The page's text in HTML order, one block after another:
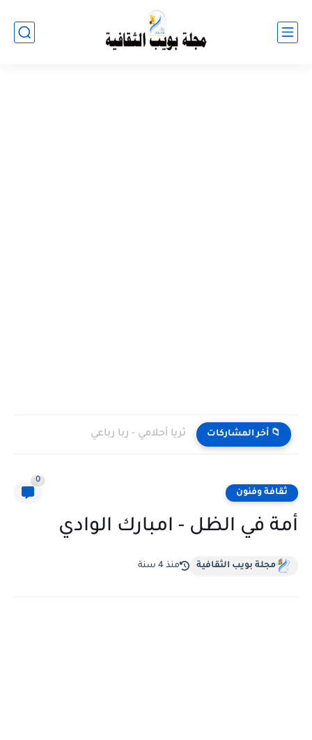
📁 أخر المشاركات ثريا أحلامي - ربا رباعي
ثقافة وفنون
0
أمة في الظل - امبارك الوادي
مجلة بويب الثقافية منذ 4 سنة